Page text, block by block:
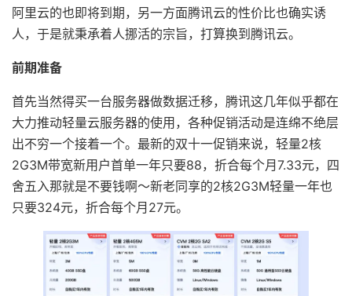
阿里云的也即将到期，另一方面腾讯云的性价比也确实诱
人，于是就秉承着人挪活的宗旨，打算换到腾讯云。
前期准备
首先当然得买一台服务器做数据迁移，腾讯这几年似乎都在
大力推动轻量云服务器的使用，各种促销活动是连绵不绝层
出不穷一个接着一个。最新的双十一促销来说，轻量2核
2G3M带宽新用户首单一年只要88，折合每个月7.33元，四
舍五入那就是不要钱啊～新老同享的2核2G3M轻量一年也
只要324元，折合每个月27元。